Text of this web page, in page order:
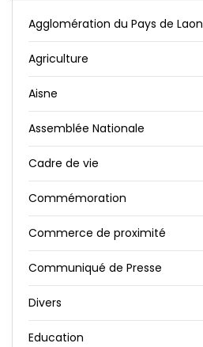
Agglomération du Pays de Laon
Agriculture
Aisne
Assemblée Nationale
Cadre de vie
Commémoration
Commerce de proximité
Communiqué de Presse
Divers
Education